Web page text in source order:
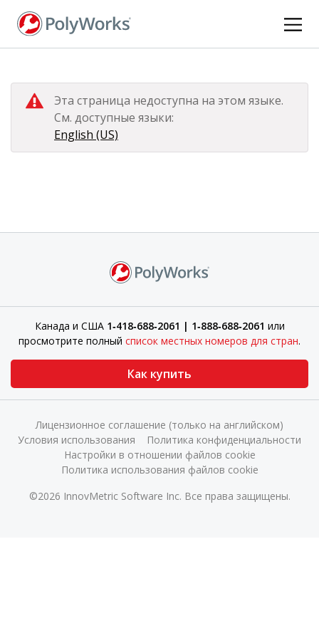
Перейти
Эта страница недоступна на этом языке.
См. доступные языки:
English (US)
Канада и США 1‑418‑688‑2061 | 1‑888‑688‑2061 или
просмотрите полный список местных номеров для стран.
Как купить
©2026 InnovMetric Software Inc. Все права защищены.
Лицензионное соглашение (только на английском)
Условия использования
Политика конфиденциальности
Настройки в отношении файлов cookie
Политика использования файлов cookie